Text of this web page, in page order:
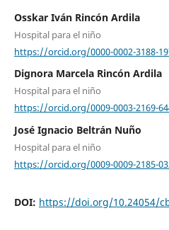
Osskar Iván Rincón Ardila
Hospital para el niño
https://orcid.org/0000-0002-3188-
Dignora Marcela Rincón Ardila
Hospital para el niño
https://orcid.org/0009-0003-2169-
José Ignacio Beltrán Nuño
Hospital para el niño
https://orcid.org/0009-0009-2185-
DOI: https://doi.org/10.24054/